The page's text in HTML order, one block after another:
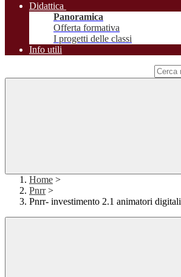
Didattica
Panoramica
Offerta formativa
I progetti delle classi
Info utili
Home >
Pnrr >
Pnrr- investimento 2.1 animatori digitali